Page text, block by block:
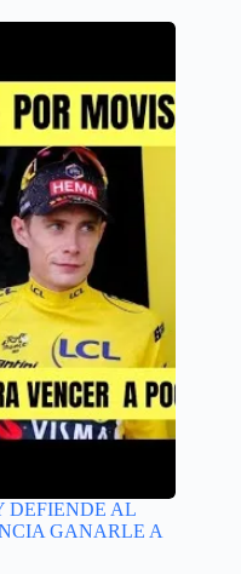
DEFIENDE AL
GANARLE A